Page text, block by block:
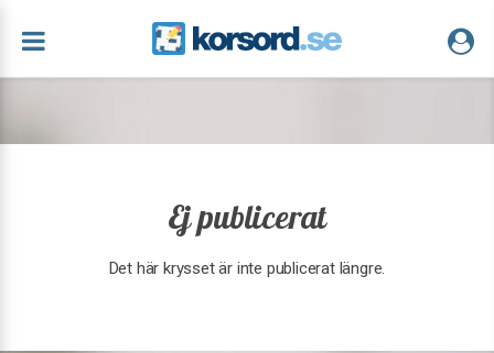
Ej publicerat
Det här krysset är inte publicerat längre.